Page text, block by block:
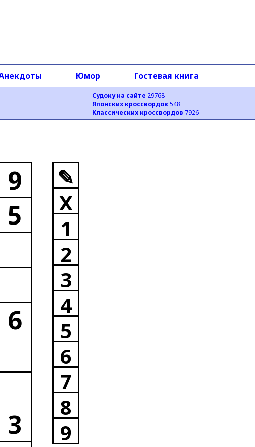
Судоку на сайте 29768
Японских кроссвордов 548
Классических кроссвордов 7926
Юмор Гостевая книга
9
5
6
3
✎
X
1
2
3
4
5
6
7
8
9